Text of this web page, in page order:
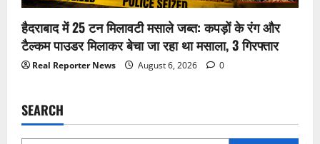
हैदराबाद में 25 टन मिलावटी मसाले जब्त: कपड़ों के रंग और
टैल्कम पाउडर मिलाकर बेचा जा रहा था मसाला, 3 गिरफ्तार
Real Reporter News August 6, 2026 0
SEARCH